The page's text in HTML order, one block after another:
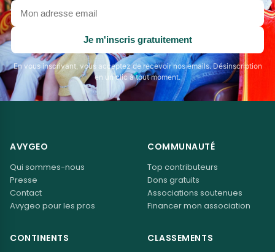
Votre
adresse
email
Je m'inscris gratuitement
En vous inscrivant, vous acceptez de recevoir nos emails. Désinscription
en un clic à tout moment.
AVYGEO
Qui sommes-nous
Presse
Contact
Avygeo pour les pros
COMMUNAUTÉ
Top contributeurs
Dons gratuits
Associations soutenues
Financer mon association
CONTINENTS CLASSEMENTS